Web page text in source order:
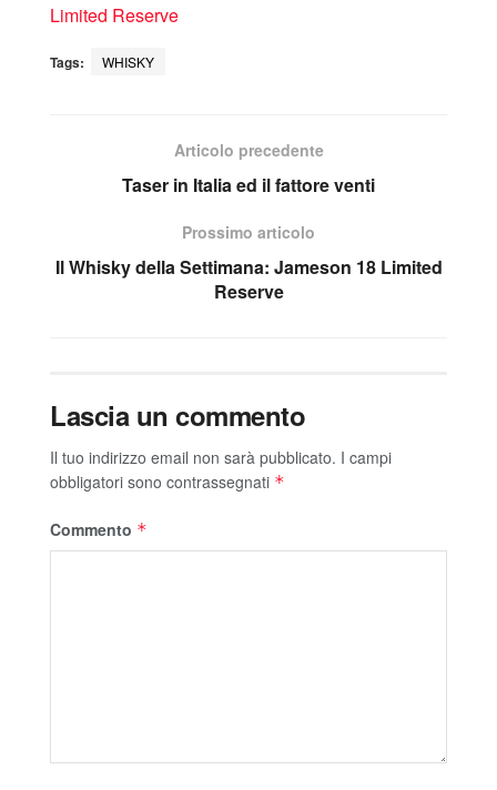
Limited Reserve
Tags: WHISKY
Articolo precedente
Taser in Italia ed il fattore venti
Prossimo articolo
Il Whisky della Settimana: Jameson 18 Limited
Reserve
Lascia un commento
Il tuo indirizzo email non sarà pubblicato. I campi
obbligatori sono contrassegnati *
Commento *